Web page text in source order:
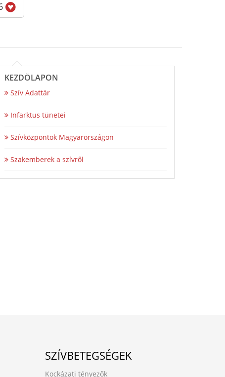
KEZDŐLAPON
Szív Adattár
Infarktus tünetei
Szívközpontok Magyarországon
Szakemberek a szívről
SZÍVBETEGSÉGEK
Kockázati tényezők